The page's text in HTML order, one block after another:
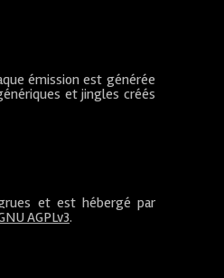
émission est générée
et jingles créés
et est hébergé par
AGPLv3.